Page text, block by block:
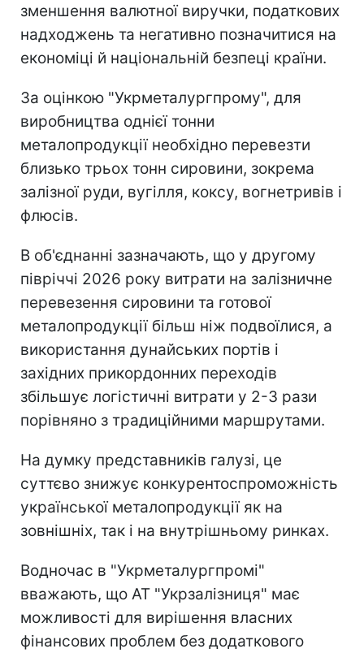
зменшення валютної виручки, податкових
надходжень та негативно позначитися на
економіці й національній безпеці країни.
За оцінкою "Укрметалургпрому", для
виробництва однієї тонни
металопродукції необхідно перевезти
близько трьох тонн сировини, зокрема
залізної руди, вугілля, коксу, вогнетривів і
флюсів.
В об'єднанні зазначають, що у другому
півріччі 2026 року витрати на залізничне
перевезення сировини та готової
металопродукції більш ніж подвоїлися, а
використання дунайських портів і
західних прикордонних переходів
збільшує логістичні витрати у 2-3 рази
порівняно з традиційними маршрутами.
На думку представників галузі, це
суттєво знижує конкурентоспроможність
української металопродукції як на
зовнішніх, так і на внутрішньому ринках.
Водночас в "Укрметалургпромі"
вважають, що АТ "Укрзалізниця" має
можливості для вирішення власних
фінансових проблем без додаткового